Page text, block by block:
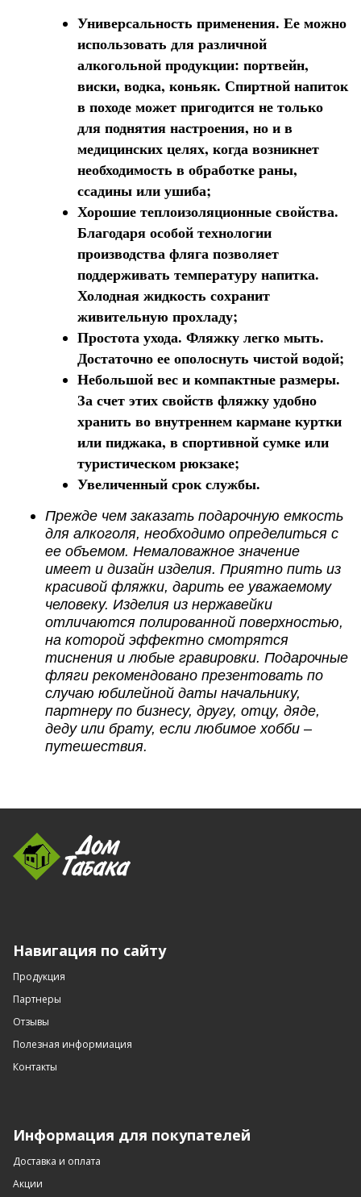
Универсальность применения. Ее можно
использовать для различной
алкогольной продукции: портвейн,
виски, водка, коньяк. Спиртной напиток
в походе может пригодится не только
для поднятия настроения, но и в
медицинских целях, когда возникнет
необходимость в обработке раны,
ссадины или ушиба;
Хорошие теплоизоляционные свойства.
Благодаря особой технологии
производства фляга позволяет
поддерживать температуру напитка.
Холодная жидкость сохранит
живительную прохладу;
Простота ухода. Фляжку легко мыть.
Достаточно ее ополоснуть чистой водой;
Небольшой вес и компактные размеры.
За счет этих свойств фляжку удобно
хранить во внутреннем кармане куртки
или пиджака, в спортивной сумке или
туристическом рюкзаке;
Увеличенный срок службы.
Прежде чем заказать подарочную емкость
для алкоголя, необходимо определиться с
ее объемом. Немаловажное значение
имеет и дизайн изделия. Приятно пить из
красивой фляжки, дарить ее уважаемому
человеку. Изделия из нержавейки
отличаются полированной поверхностью,
на которой эффектно смотрятся
тиснения и любые гравировки. Подарочные
фляги рекомендовано презентовать по
случаю юбилейной даты начальнику,
партнеру по бизнесу, другу, отцу, дяде,
деду или брату, если любимое хобби –
путешествия.
Навигация по сайту
Продукция
Партнеры
Отзывы
Полезная информиация
Контакты
Информация для покупателей
Доставка и оплата
Акции